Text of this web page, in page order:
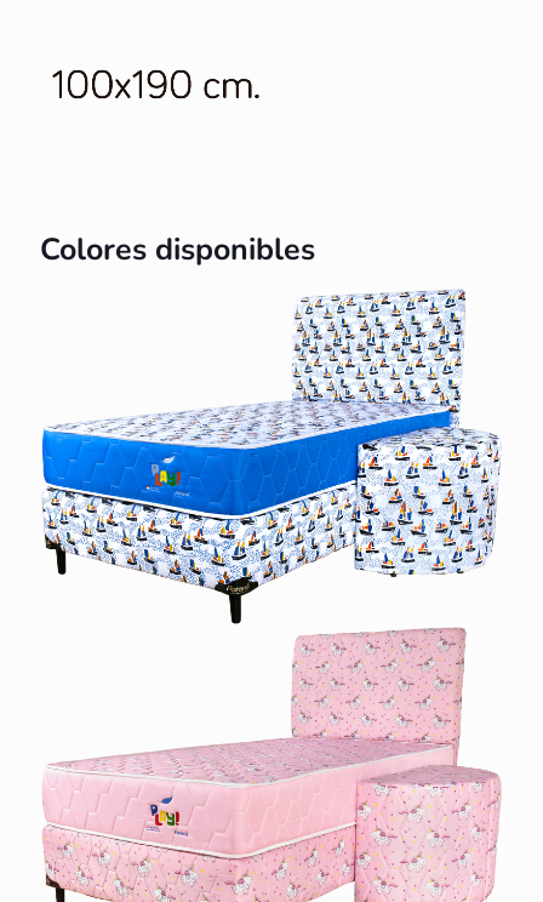
Colores disponibles
Barquitos
Unicornios